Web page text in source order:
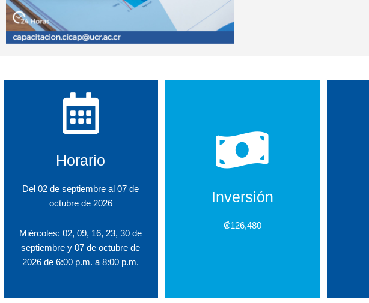
Horario
Del 02 de septiembre al 07 de
octubre de 2026
Miércoles: 02, 09, 16, 23, 30 de
septiembre y 07 de octubre de
2026 de 6:00 p.m. a 8:00 p.m.
Inversión
₡126,480